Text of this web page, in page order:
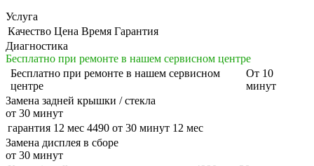
Услуга
Качество Цена Время Гарантия
Диагностика
Бесплатно при ремонте в нашем сервисном центре
Бесплатно при ремонте в нашем сервисном
центре
От 10
минут
Замена задней крышки / стекла
от 30 минут
гарантия 12 мес 4490 от 30 минут 12 мес
Замена дисплея в сборе
от 30 минут